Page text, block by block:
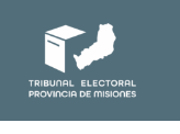
contenido